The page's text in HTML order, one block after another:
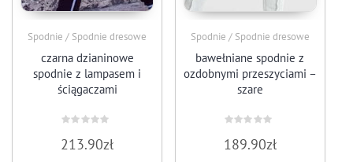
Spodnie / Spodnie dresowe
czarna dzianinowe
spodnie z lampasem i
ściągaczami
0
na
213.90zł
Spodnie / Spodnie dresowe
bawełniane spodnie z
ozdobnymi przeszyciami –
szare
0
na
189.90zł